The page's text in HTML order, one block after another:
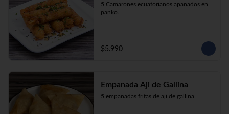
5 Camarones ecuatorianos apanados en
panko.
$5.990
Empanada Aji de Gallina
5 empanadas fritas de aji de gallina